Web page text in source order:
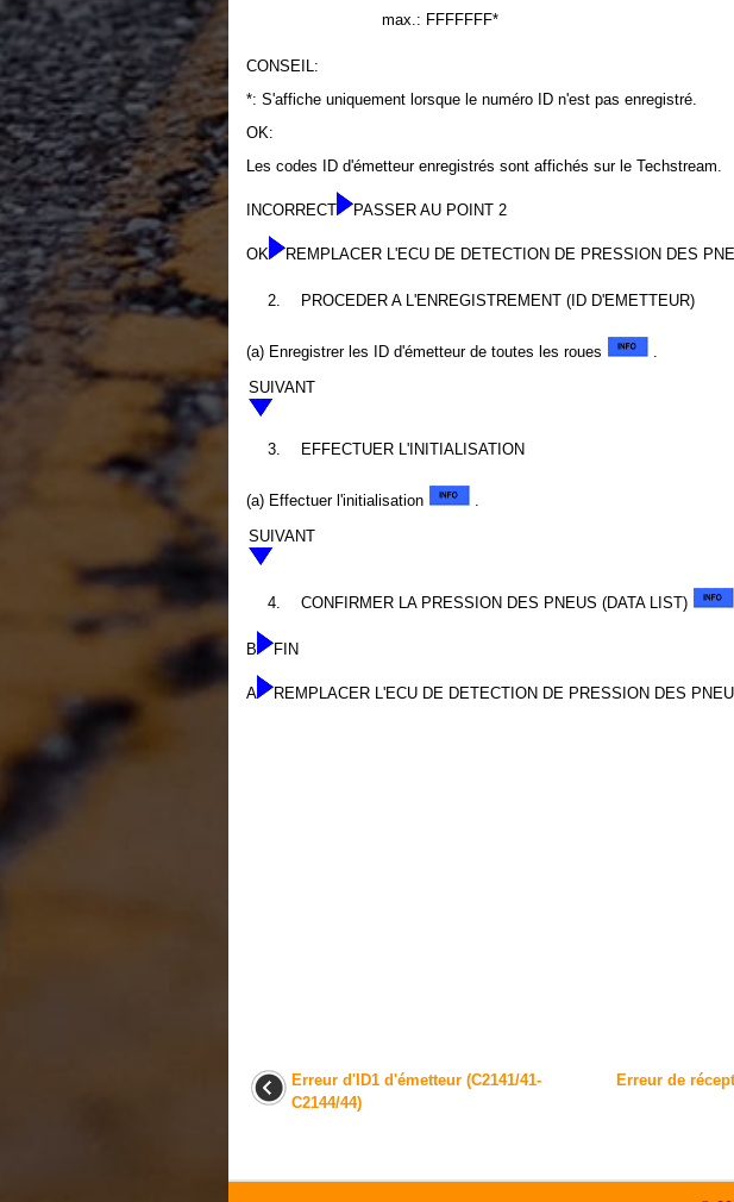
max.: FFFFFFF*
CONSEIL:
*: S'affiche uniquement lorsque le numéro ID n'est pas enregistré.
OK:
Les codes ID d'émetteur enregistrés sont affichés sur le Techstream.
INCORRECT PASSER AU POINT 2
OK REMPLACER L'ECU DE DETECTION DE PRESSION DES
2. PROCEDER A L'ENREGISTREMENT (ID D'EMETTEUR)
(a) Enregistrer les ID d'émetteur de toutes les roues
.
SUIVANT
3. EFFECTUER L'INITIALISATION
(a) Effectuer l'initialisation
.
SUIVANT
4. CONFIRMER LA PRESSION DES PNEUS (DATA LIST)
B FIN
A REMPLACER L'ECU DE DETECTION DE PRESSION DES
Erreur d'ID1 d'émetteur (C2141/41-
C2144/44)
Erreur de